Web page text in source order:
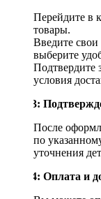
Перейдите в
товары.
Введите свои
выберите
Подтвердите
условия
Шаг 3:
После
по
уточнения
Шаг 4: Оплата и